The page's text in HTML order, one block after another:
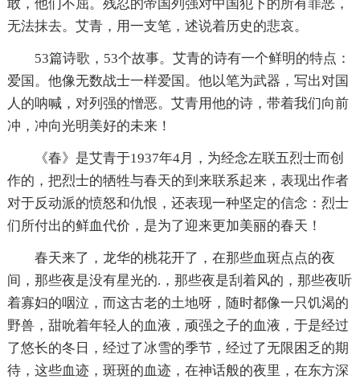
敢，他们不屈。残忍的帝国列强对中国犯下的所有罪恶，
无法抹去。艾青，用一支笔，述说着历史的悲哀。
53篇诗歌，53个故事。艾青的诗有一个鲜明的特点：
爱国。他像无数战士一样爱国。他以笔为武器，写出对国
人的呐喊，对列强的憎恶。艾青用他的诗，带着我们向前
冲，冲向光明美好的未来！
《春》是艾青于1937年4月，为经念左联五烈士而创
作的，把烈士的牺牲与春天的到来联系起来，表现出作者
对于反动派的愤怒和仇恨，还表现一种坚定的信念：烈士
们所付出的鲜血代价，是为了迎来更加美丽的春天！
春天来了，龙华的桃花开了，在那些血斑点点的夜
间，那些夜是没有星光的.，那些夜是刮着风的，那些夜听
着寡妇的咽泣，而这古老的土地呀，随时都像一只饥渴的
野兽，甜吮着年轻人的血液，顽强之子的血液，于是经过
了悠长的冬日，经过了冰雪的季节，经过了无限困乏的期
待，这些血迹，斑斑的血迹，在神话般的夜里，在东方深